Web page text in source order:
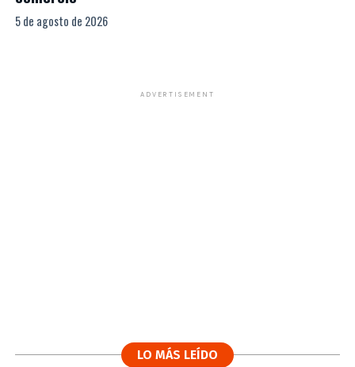
5 de agosto de 2026
ADVERTISEMENT
LO MÁS LEÍDO